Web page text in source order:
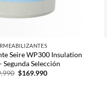
Seire WP300 Insulation
Segunda Selección
$169.990